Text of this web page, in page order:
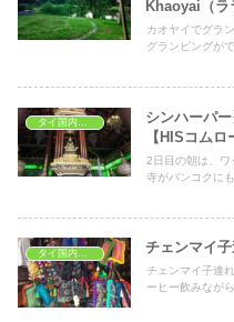
Khaoyai（
カオヤイでグラ
グランピングが
シンハーパ
【HISコム
2日目の朝は、ワ
寺がバンコクに
チェンマイ
チェンマイ子連
ーヒー飲みなが